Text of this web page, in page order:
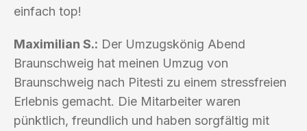
einfach top!
Maximilian S.: Der Umzugskönig Abend
Braunschweig hat meinen Umzug von
Braunschweig nach Pitesti zu einem stressfreien
Erlebnis gemacht. Die Mitarbeiter waren
pünktlich, freundlich und haben sorgfältig mit